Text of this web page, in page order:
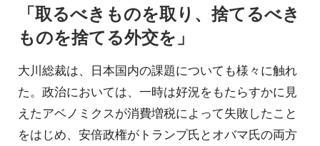
「取るべきものを取り、捨てるべき
ものを捨てる外交を」
大川総裁は、日本国内の課題についても様々に触れ
た。政治においては、一時は好況をもたらすかに見
えたアベノミクスが消費増税によって失敗したこと
をはじめ、安倍政権がトランプ氏とオバマ氏の両方